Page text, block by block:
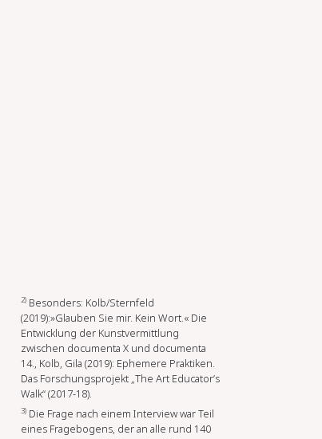
2) Besonders: Kolb/Sternfeld
(2019):»Glauben Sie mir. Kein Wort.« Die
Entwicklung der Kunstvermittlung
zwischen documenta X und documenta
14., Kolb, Gila (2019): Ephemere Praktiken.
Das Forschungsprojekt „The Art Educator’s
Walk“ (2017-18).
3) Die Frage nach einem Interview war Teil
eines Fragebogens, der an alle rund 140